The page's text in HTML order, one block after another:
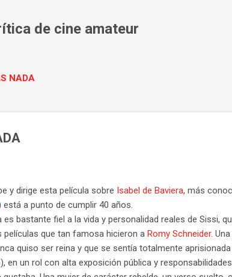
de cine amateur
NADA
y dirige esta película sobre Isabel de Baviera, más
está a punto de cumplir 40 años.
bastante fiel a la vida y personalidad reales de Sissi,
que tan famosa hicieron a Romy Schneider.
quiso ser reina y que se sentía totalmente
en un rol con alta exposición pública y